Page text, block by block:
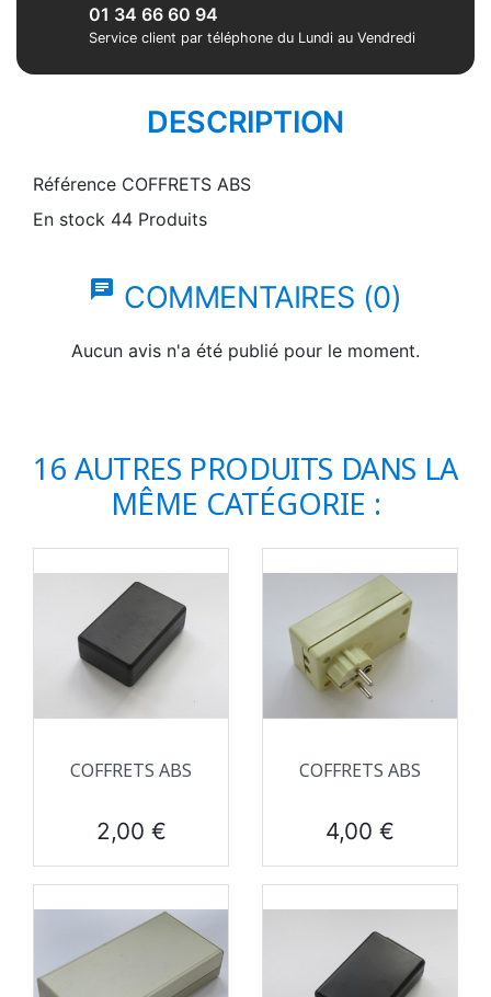
01 34 66 60 94
Service client par téléphone du Lundi au Vendredi
DESCRIPTION
Référence COFFRETS ABS
En stock 44 Produits
chat COMMENTAIRES (0)
Aucun avis n'a été publié pour le moment.
16 AUTRES PRODUITS DANS LA
MÊME CATÉGORIE :
COFFRETS ABS
Prix
2,00 €
COFFRETS ABS
Prix
4,00 €